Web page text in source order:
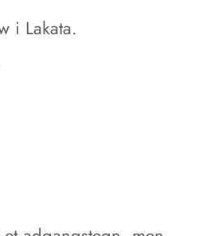
i Lakata.